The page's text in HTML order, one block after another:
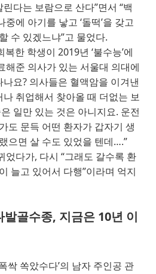
다는 보람으로 산다”면서 “백
에 아기를 낳고 ‘돌떡’을 갖고
수 있겠느냐”고 물었다.
한 학생이 2019년 ‘불수능’에
해준 의사가 있는 서울대 의대에
요? 의사들은 혈액암을 이겨낸
취업해서 찾아올 때 더없는 보
일만 있는 것은 아니지요. 운전
도 문득 어떤 환자가 갑자기 생
으면 살 수도 있었을 텐데….”
었다가, 다시 “그래도 갈수록 환
늘고 있어서 다행”이라며 억지
골수종, 지금은 10년 이
싹 쏙았수다’의 남자 주인공 관